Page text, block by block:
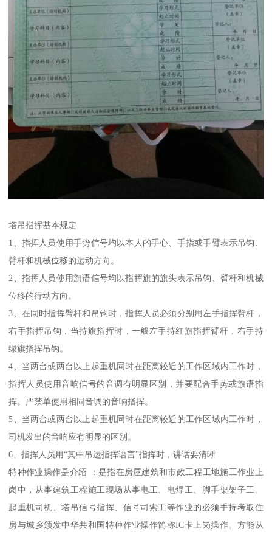
塔吊指挥基本规定
1、指挥人员使用手势信号均以本人的手心、手指或手臂表示吊钩、
臂杆和机械位移的运动方向。
2、指挥人员使用旗语信号均以指挥旗的旗头表示吊钩、臂杆和机械
位移的行动方向。
3、在同时指挥臂杆和吊钩时，指挥人员必须分别用左手指挥臂杆，
右手指挥吊钩，当持旗指挥时，一般左手持红旗指挥臂杆，右手持
绿旗指挥吊钩。
4、当两台或两台以上起重机同时在距离较近的工作区域内工作时，
指挥人员使用音响信号的音调有明显区别，并要配合手势或旗语指
挥。严禁单使用相同音调的音响指挥。
5、当两台或两台以上起重机同时在距离较近的工作区域内工作时，
司机发出的音响应有明显的区别。
6、指挥人员用“其中吊运指挥语言”指挥时，讲话要清晰
特种作业操作是介绍 ：是指在房屋建筑和市政工程工地施工作业上
岗中，从事建筑工程施工现场从事电工、电焊工、脚手架架子工、
起重机司机、塔吊信号指挥、信号司索工等作业的必须手持考取住
房与城乡颁发中华共和国特种作业操作简称IC卡上岗操作。方能从